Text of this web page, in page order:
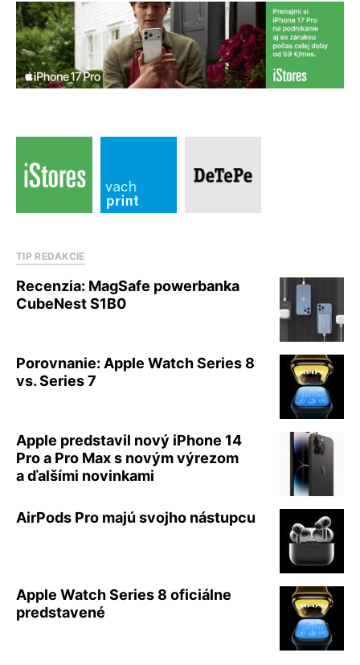
TIP REDAKCIE
Recenzia: MagSafe powerbanka
CubeNest S1B0
Porovnanie: Apple Watch Series 8
vs. Series 7
Apple predstavil nový iPhone 14
Pro a Pro Max s novým výrezom
a ďalšími novinkami
AirPods Pro majú svojho nástupcu
Apple Watch Series 8 oficiálne
predstavené